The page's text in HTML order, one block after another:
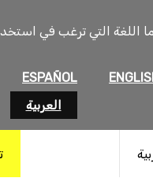
ما اللغة التي ترغب في
ESPAÑOL
العربية